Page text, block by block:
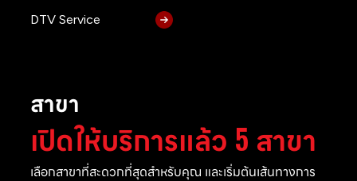
DTV Service
สาขา
เปิดให้บริการแล้ว 5 สาขา
เลือกสาขาที่สะดวกที่สุดสำหรับคุณ และเริ่มต้นเส้นทางการ